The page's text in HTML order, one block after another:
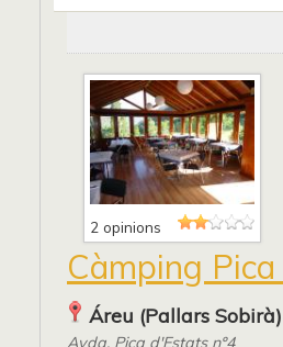
2 opinions
Càmping
Áreu (Pallars Sobirà)
Avda. Pica d'Estats nº4